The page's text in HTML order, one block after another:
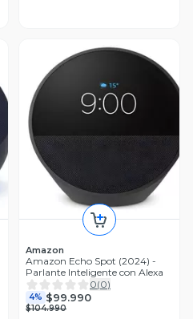
Amazon
Amazon Echo Spot (2024) -
Parlante Inteligente con Alexa
0(0)
4% $99.990
$104.990